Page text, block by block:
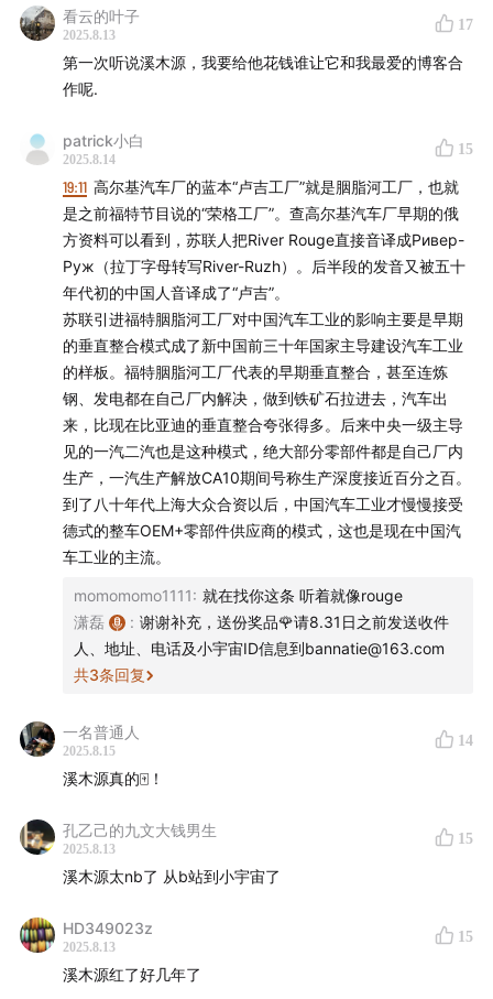
这期正式进入到新中国造车的阶段。要造车，第一步是造
车厂。最初，我们其实有两个方案，一个是利用中国原有
的零星基础，在苏联的帮助下自主建立汽车工业。但是现
地教，所以，我们最终选择了第二方案——全面移植苏式
汽车工业，完全复刻苏联斯大林汽车厂。看起来难度似乎
是小了不少，但是真操作起来，依然需要克服许多现实困
难。最终，事情当然是做成了，不过当中的波折也值得聊
一聊。坐吧，来杯半拿铁，我们边喝边唠。
半拿铁宇宙之：半拿铁·周刊传送门，欢迎酌情收听
半拿铁宇宙之：半拿铁·故事篇传送门，欢迎酌情收听及
📮听友投稿邮箱：bannatie@163.com
☕️杭州特调「芝麻·半拿铁」的品尝地：西湖区华星路
👔半拿铁周边购买淘宝店：小羊商店Sheepedia m.tb.cn
电商平台购买
时间轴：
00:07:19毛泽东访苏与中苏汽车工业合作
00:09:36新中国汽车工业的奠基与人才集结
00:16:21苏联汽车工业初期的发展路径
看云的叶子
2025.8.13
17
第一次听说溪木源，我要给他花钱谁让它和我最爱的博客合
作呢.
patrick小白
2025.8.14
15
19:11 高尔基汽车厂的蓝本“卢吉工厂”就是胭脂河工厂，也就
是之前福特节目说的“荣格工厂”。查高尔基汽车厂早期的俄
方资料可以看到，苏联人把River Rouge直接音译成Ривер-
Руж（拉丁字母转写River-Ruzh）。后半段的发音又被五十
年代初的中国人音译成了“卢吉”。
苏联引进福特胭脂河工厂对中国汽车工业的影响主要是早期
的垂直整合模式成了新中国前三十年国家主导建设汽车工业
的样板。福特胭脂河工厂代表的早期垂直整合，甚至连炼
钢、发电都在自己厂内解决，做到铁矿石拉进去，汽车出
来，比现在比亚迪的垂直整合夸张得多。后来中央一级主导
见的一汽二汽也是这种模式，绝大部分零部件都是自己厂内
生产，一汽生产解放CA10期间号称生产深度接近百分之百。
到了八十年代上海大众合资以后，中国汽车工业才慢慢接受
德式的整车OEM+零部件供应商的模式，这也是现在中国汽
车工业的主流。
momomomo1111: 就在找你这条 听着就像rouge
潇磊
: 谢谢补充，送份奖品🌹请8.31日之前发送收件
人、地址、电话及小宇宙ID信息到bannatie@163.com
共3条回复
一名普通人
2025.8.15
14
溪木源真的🀄️！
孔乙己的九文大钱男生
2025.8.13
15
溪木源太nb了 从b站到小宇宙了
HD349023z
2025.8.13
15
溪木源红了好几年了